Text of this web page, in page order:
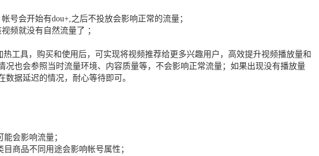
号会开始有dou+,之后不投放会影响正常的流量；
频就没有自然流量了 ；
热工具，购买和使用后，可实现将视频推荐给更多兴趣用户，高效提升视频播放量和
况也会参照当时流量环境、内容质量等，不会影响正常流量；如果出现没有播放量
数据延迟的情况，耐心等待即可。
会影响流量；
商品不同用途会影响帐号属性；